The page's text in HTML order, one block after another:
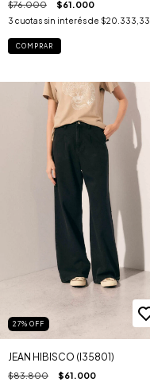
$76.000 $61.000
3 cuotas sin interés de $20.333,33
COMPRAR
27% OFF
JEAN HIBISCO (I35801)
$83.800 $61.000